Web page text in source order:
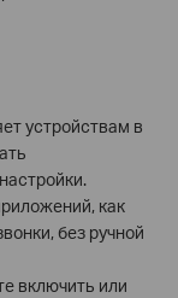
устройствам в
как
без ручной
включить или